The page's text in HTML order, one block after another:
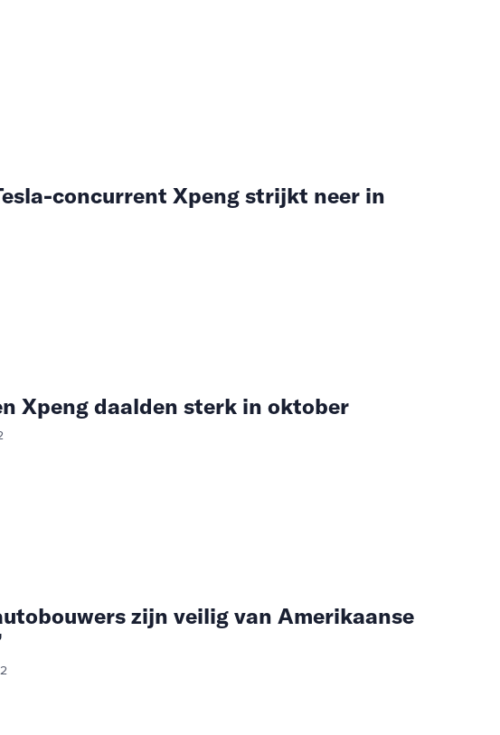
concurrent Xpeng strijkt neer in
Xpeng daalden sterk in oktober
zijn veilig van Amerikaanse